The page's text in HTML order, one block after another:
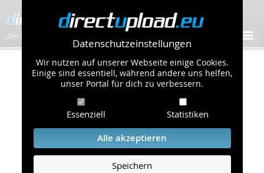
Datenschutzeinstellungen
Wir nutzen auf unserer Webseite einige Cookies.
Einige sind essentiell, während andere uns helfen,
unser Portal für dich zu verbessern.
Essenziell Statistiken
Alle akzeptieren
Speichern
„Der schnellste Bilder-Hoster im Web!”
Kontakt & Support
Um eine schnelle und unkomplizierte
Bearbeitung Ihres Problems zu gewährleisten,
bitten wir Sie,
folgende Punkte zu beachten und einzuhalten.
Die schnellste Hilfe finden Sie auf unserer